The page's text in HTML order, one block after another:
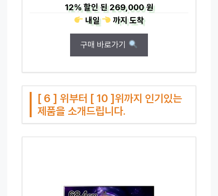
12%할인 된269,000 원
내일
까지도착
구매 바로가기
[ 6 ] 위부터 [ 10 ]위까지 인기있는
제품을 소개드립니다.